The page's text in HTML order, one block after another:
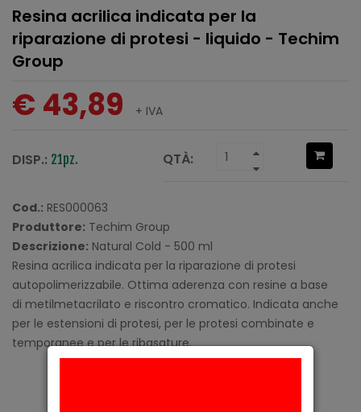
Resina acrilica indicata per la
riparazione di protesi - liquido - Techim
Group
€ 43,89 + IVA
DISP.: 21pz. QTÀ:
Cod.: RES000063
Produttore: Techim Group
Descrizione: Natural Cold - 500 ml
Resina acrilica indicata per la riparazione di protesi
autopolimerizzabile. Ottima aderenza con resine a base
di metilmetacrilato e riscontro cromatico. Indicata anche
per le estensioni di protesi, per le protesi combinate e
temporanee e per le ribasature.